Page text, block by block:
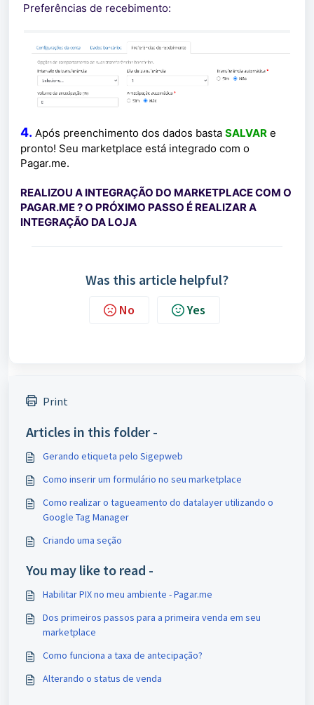
Preferências de recebimento:
4. Após preenchimento dos dados basta SALVAR e
pronto! Seu marketplace está integrado com o
Pagar.me.
REALIZOU A INTEGRAÇÃO DO MARKETPLACE COM O
PAGAR.ME ? O PRÓXIMO PASSO É REALIZAR A
INTEGRAÇÃO DA LOJA
Was this article helpful?
No Yes
Print
Articles in this folder -
Gerando etiqueta pelo Sigepweb
Como inserir um formulário no seu marketplace
Como realizar o tagueamento do datalayer utilizando o
Google Tag Manager
Criando uma seção
You may like to read -
Habilitar PIX no meu ambiente - Pagar.me
Dos primeiros passos para a primeira venda em seu
marketplace
Como funciona a taxa de antecipação?
Alterando o status de venda